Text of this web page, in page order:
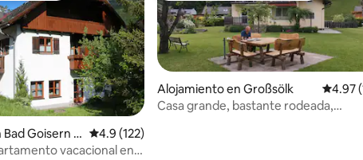
Goisern a
Calificación promedio: 4.9 de 5, 122 reseñas
4.9 (122)
vacacional en
Alojamiento en Großsölk
4.97
Casa grande, bastante rodeada,